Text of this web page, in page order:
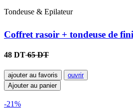
Tondeuse & Epilateur
Coffret rasoir + tondeuse de
48 DT65 DT
ajouter au favoris
ouvrir
Ajouter au panier
-21%